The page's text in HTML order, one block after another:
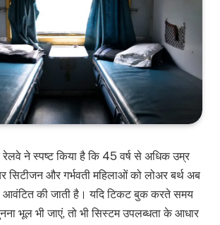
रेलवे ने स्पष्ट किया है कि 45 वर्ष से अधिक उम्र
सिटीजन और गर्भवती महिलाओं को लोअर बर्थ अब
की जाती है। यदि टिकट बुक करते समय
भूल भी जाएं, तो भी सिस्टम उपलब्धता के आधार